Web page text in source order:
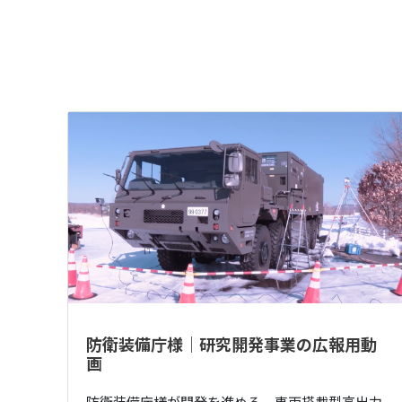
防衛装備庁様｜研究開発事業の広報用動
画